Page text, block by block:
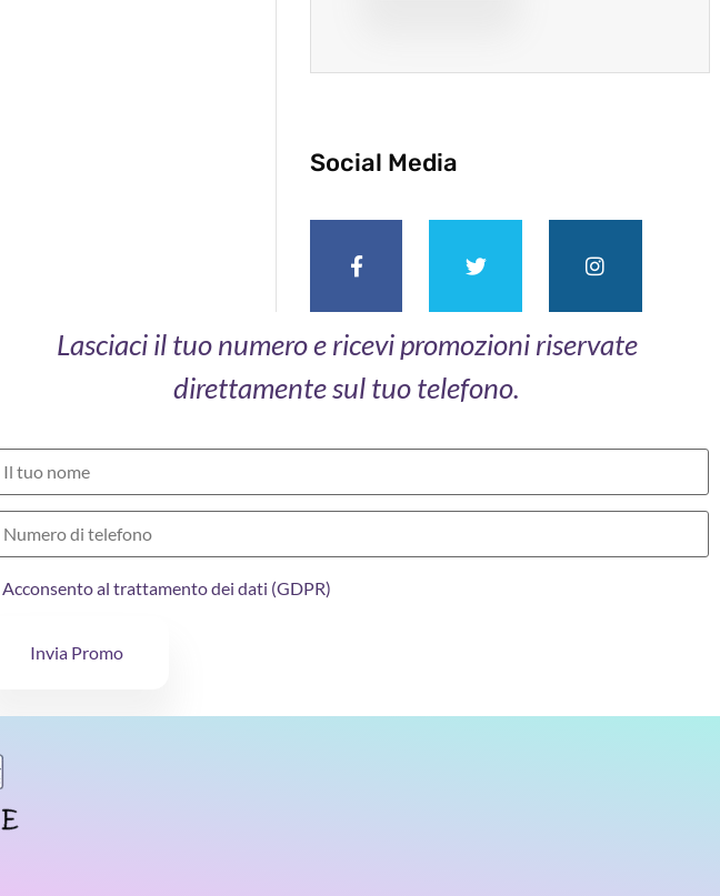
Social Media
Lasciaci il tuo numero e ricevi promozioni riservate
direttamente sul tuo telefono.
Acconsento al trattamento dei dati (GDPR)
Invia Promo